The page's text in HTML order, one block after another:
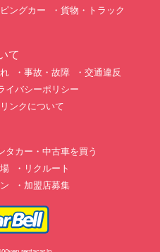
ングカー
貨物・トラック
て
事故・故障
交通違反
イバシーポリシー
リンクについて
タカー・中古車を買う
リクルート
加盟店募集